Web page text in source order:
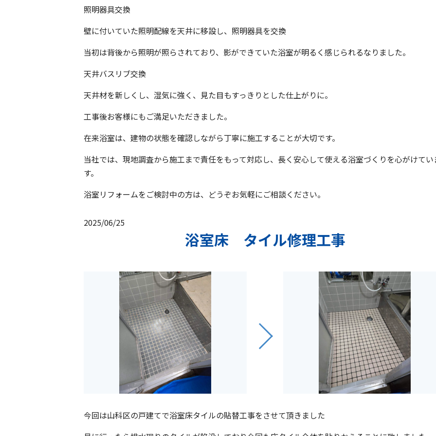
照明器具交換
壁に付いていた照明配線を天井に移設し、照明器具を交換
当初は背後から照明が照らされており、影ができていた浴室が明るく感じられるなりました。
天井バスリブ交換
天井材を新しくし、湿気に強く、見た目もすっきりとした仕上がりに。
工事後お客様にもご満足いただきました。
在来浴室は、建物の状態を確認しながら丁寧に施工することが大切です。
当社では、現地調査から施工まで責任をもって対応し、長く安心して使える浴室づくりを心がけてい
す。
浴室リフォームをご検討中の方は、どうぞお気軽にご相談ください。
2025/06/25
浴室床 タイル修理工事
今回は山科区の戸建てで浴室床タイルの貼替工事をさせて頂きました